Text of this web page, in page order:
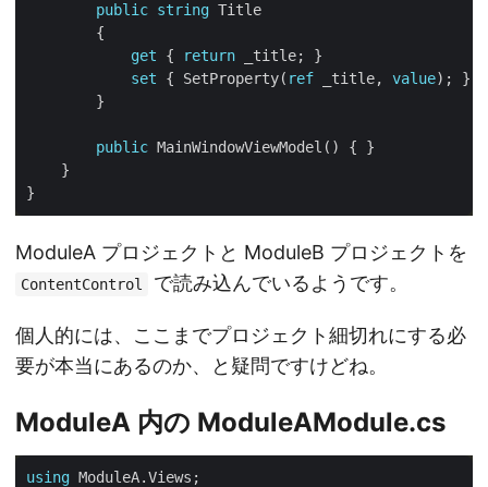
public string
get { return
set { SetProperty( ref _title, value
public
ModuleA プロジェクトと ModuleB プロジェクトを
ContentControl で読み込んでいるようです。
個人的には、ここまでプロジェクト細切れにする必
要が本当にあるのか、と疑問ですけどね。
ModuleA 内の ModuleAModule.cs
using